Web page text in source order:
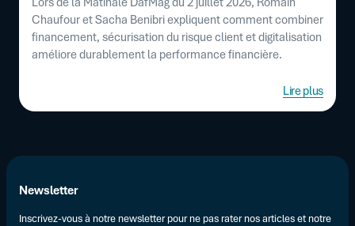
Chaufour et Sacha Benibri expliquent comment combiner
financement, sécurisation du risque client et digitalisation
améliore durablement la performance financière.
Lire plus
Newsletter
Inscrivez-vous à notre newsletter pour ne pas rater nos articles et notre